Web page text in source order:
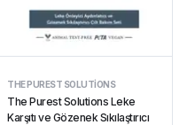
THE PUREST SOLUTIONS
The Purest Solutions Leke
Karşıtı ve Gözenek Sıkılaştırıcı